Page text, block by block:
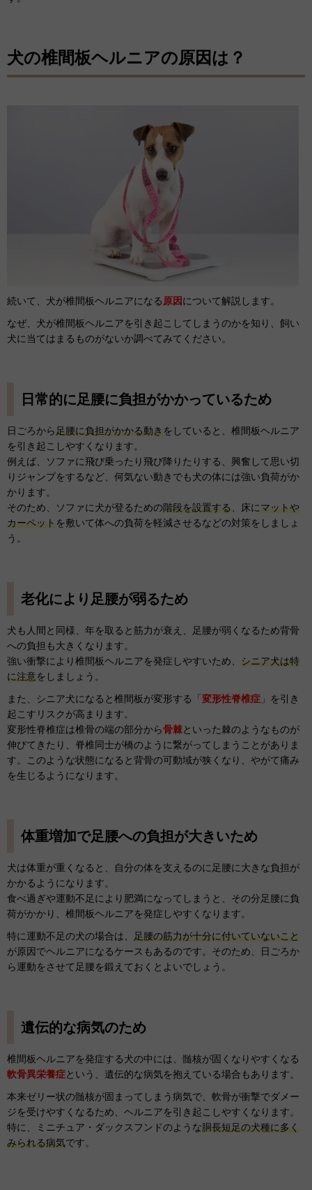
犬の椎間板ヘルニアの原因は？
続いて、犬が椎間板ヘルニアになる 原因について解説します。
なぜ、犬が椎間板ヘルニアを引き起こしてしまうのかを知り、飼い
犬に当てはまるものがないか調べてみてください。
日常的に足腰に負担がかかっているため
日ごろから足腰に負担がかかる動きをしていると、椎間板ヘルニア
を引き起こしやすくなります。
例えば、ソファに飛び乗ったり飛び降りたりする、興奮して思い切
りジャンプをするなど、何気ない動きでも犬の体には強い負荷がか
かります。
そのため、ソファに犬が登るための階段を設置する 、床にマットや
カーペットを敷いて体への負荷を軽減させるなどの対策をしましょ
う。
老化により足腰が弱るため
犬も人間と同様、年を取ると筋力が衰え、足腰が弱くなるため背骨
への負担も大きくなります。
強い衝撃により椎間板ヘルニアを発症しやすいため、 シニア犬は特
に注意をしましょう。
また、シニア犬になると椎間板が変形する「 変形性脊椎症 」を引き
起こすリスクが高まります。
変形性脊椎症は椎骨の端の部分から骨棘といった棘のようなものが
伸びてきたり、脊椎同士が橋のように繋がってしまうことがありま
す。このような状態になると背骨の可動域が狭くなり、やがて痛み
を生じるようになります。
体重増加で足腰への負担が大きいため
犬は体重が重くなると、自分の体を支えるのに足腰に大きな負担が
かかるようになります。
食べ過ぎや運動不足により肥満になってしまうと、その分足腰に負
荷がかかり、椎間板ヘルニアを発症しやすくなります。
特に運動不足の犬の場合は、 足腰の筋力が十分に付いていないこと
が原因でヘルニアになるケースもあるのです。そのため、日ごろか
ら運動をさせて足腰を鍛えておくとよいでしょう。
遺伝的な病気のため
椎間板ヘルニアを発症する犬の中には、髄核が固くなりやすくなる
軟骨異栄養症という、遺伝的な病気を抱えている場合もあります。
本来ゼリー状の髄核が固まってしまう病気で、軟骨が衝撃でダメー
ジを受けやすくなるため、ヘルニアを引き起こしやすくなります。
特に、ミニチュア・ダックスフンドのような胴長短足の犬種に多く
みられる病気です。